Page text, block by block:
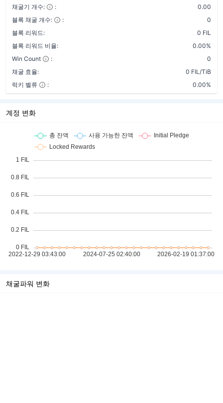
채굴기 개수:
:
0.00
블록 채굴 개수:
:
0
블록 리워드:
0 FIL
블록 리워드 비율:
0.00%
Win Count
:
0
채굴 효율:
0 FIL/TiB
럭키 벨류
: 0.00%
계정 변화
채굴파워 변화